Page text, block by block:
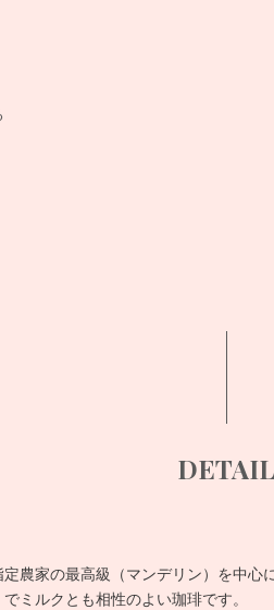
DETAIL
農家の最高級（マンデリン）を中
ミルクとも相性のよい珈琲です。